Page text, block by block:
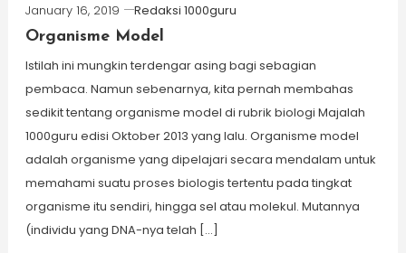
January 16, 2019
Redaksi 1000guru
Organisme Model
Istilah ini mungkin terdengar asing bagi sebagian
pembaca. Namun sebenarnya, kita pernah membahas
sedikit tentang organisme model di rubrik biologi Majalah
1000guru edisi Oktober 2013 yang lalu. Organisme model
adalah organisme yang dipelajari secara mendalam untuk
memahami suatu proses biologis tertentu pada tingkat
organisme itu sendiri, hingga sel atau molekul. Mutannya
(individu yang DNA-nya telah […]